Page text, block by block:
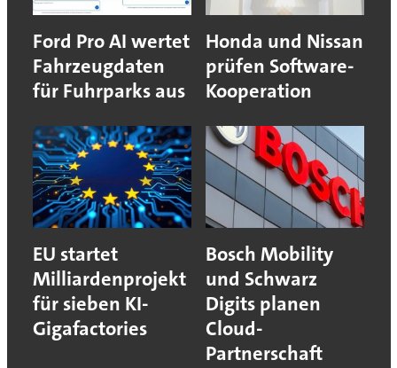
Ford Pro AI wertet
Fahrzeugdaten
für Fuhrparks aus
Honda und Nissan
prüfen Software-
Kooperation
EU startet
Milliardenprojekt
für sieben KI-
Gigafactories
Bosch Mobility
und Schwarz
Digits planen
Cloud-
Partnerschaft